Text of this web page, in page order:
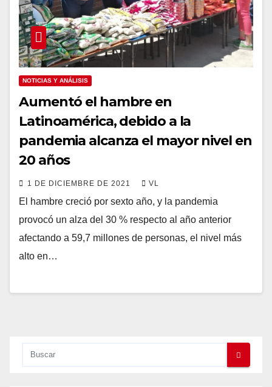
NOTICIAS Y ANÁLISIS
Aumentó el hambre en
Latinoamérica, debido a la
pandemia alcanza el mayor nivel en
20 años
1 DE DICIEMBRE DE 2021 VL
El hambre creció por sexto año, y la pandemia
provocó un alza del 30 % respecto al año anterior
afectando a 59,7 millones de personas, el nivel más
alto en…